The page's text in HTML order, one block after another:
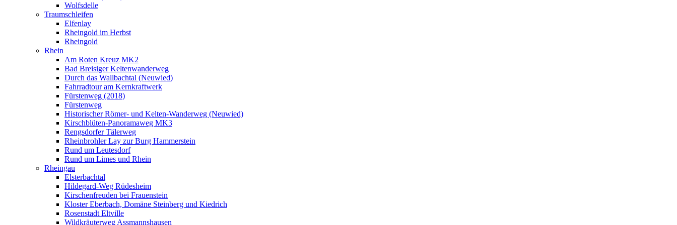
Wolfsdelle
Traumschleifen
Elfenlay
Rheingold im Herbst
Rheingold
Rhein
Am Roten Kreuz MK2
Bad Breisiger Keltenwanderweg
Durch das Wallbachtal (Neuwied)
Fahrradtour am Kernkraftwerk
Fürstenweg (2018)
Fürstenweg
Historischer Römer- und Kelten-Wanderweg (Neuwied)
Kirschblüten-Panoramaweg MK3
Rengsdorfer Tälerweg
Rheinbrohler Lay zur Burg Hammerstein
Rund um Leutesdorf
Rund um Limes und Rhein
Rheingau
Elsterbachtal
Hildegard-Weg Rüdesheim
Kirschenfreuden bei Frauenstein
Kloster Eberbach, Domäne Steinberg und Kiedrich
Rosenstadt Eltville
Wildkräuterweg Assmannshausen